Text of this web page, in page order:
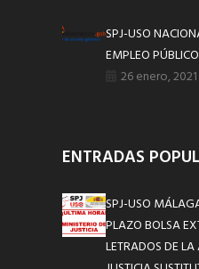
SPJ-USO
EMPLEO PÚBLICO
26 enero, 2021
ENTRADAS
SPJ-USO
PLAZO BOLSA
LETRADOS DE